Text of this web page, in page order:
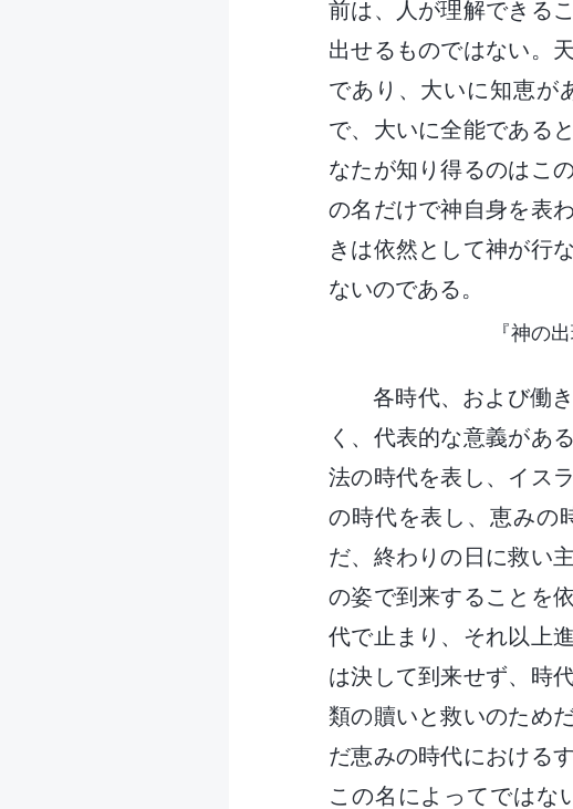
前は、人が理解できる
出せるものではない。
であり、大いに知恵が
で、大いに全能である
なたが知り得るのはこ
の名だけで神自身を表
きは依然として神が行
ないのである。
『神の
各時代、および働
く、代表的な意義があ
法の時代を表し、イス
の時代を表し、恵みの
だ、終わりの日に救い
の姿で到来することを
代で止まり、それ以上
は決して到来せず、時
類の贖いと救いのため
だ恵みの時代における
この名によってではな